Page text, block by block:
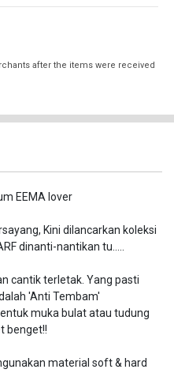
after the items were received
EEMA lover
Kini dilancarkan koleksi
dinanti-nantikan tu…..
cantik terletak. Yang pasti
'Anti Tembam'
muka bulat atau tudung
benget!!
material soft & hard